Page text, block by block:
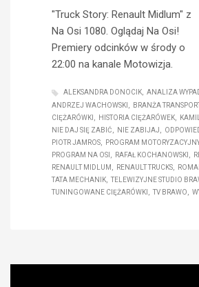
"Truck Story: Renault Midlum" z
Na Osi 1080. Oglądaj Na Osi!
Premiery odcinków w środy o
22:00 na kanale Motowizja.
ALEKSANDRA DONOCIK
ANALIZA
ANDRZEJ WACHOWSKI
BRANŻA
CIĘŻARÓWKI
HISTORIA CIĘŻARÓWEK
NIE DAJ SIĘ ZABIĆ
NIE ZABIJAJ
PIOTR JAMROS
PROGRAM MOTORYZACYJNY
PROGRAM NA OSI
RAFAŁ KOCHANOWSKI
RENAULT MIDLUM
RENAULT TRUCKS
TATA MECHANIK
TELEWIZYJNE STUDIO
TUNINGOWANE CIĘŻARÓWKI
TV BRAWO